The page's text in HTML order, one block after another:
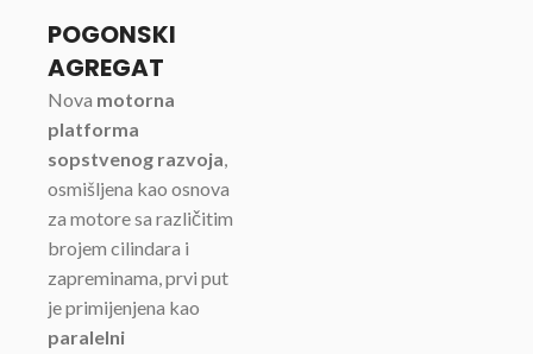
POGONSKI
AGREGAT
Nova motorna
platforma
sopstvenog razvoja,
osmišljena kao osnova
za motore sa različitim
brojem cilindara i
zapreminama, prvi put
je primijenjena kao
paralelni